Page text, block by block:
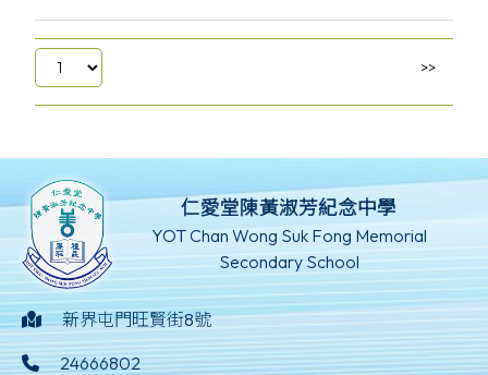
仁愛堂陳黃淑芳紀念中學
YOT Chan Wong Suk Fong Memorial
Secondary School
新界屯門旺賢街8號
24666802